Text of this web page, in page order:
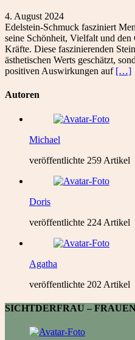
4. August 2024
Edelstein-Schmuck fasziniert
seine Schönheit, Vielfalt und den
Kräfte. Diese faszinierenden
ästhetischen Werts geschätzt,
positiven Auswirkungen auf […]
Autoren
Michael
veröffentlichte 259 Artikel
Doris
veröffentlichte 224 Artikel
Agatha
veröffentlichte 202 Artikel
SICHTDERFRAU –